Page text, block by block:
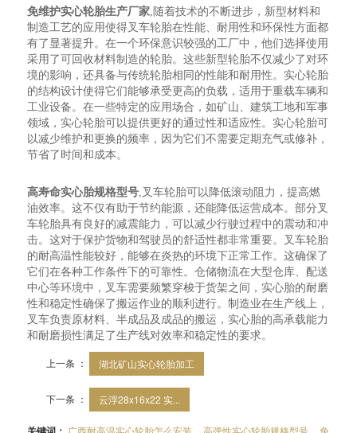
免维护实心轮胎生产厂家,随着技术的不断进步，新型材料和
制造工艺的应用使得叉车轮胎在性能、耐用性和环保性方面都
有了显著提升。在一个环保意识较强的工厂中，他们选择使用
采用了可回收材料制造的轮胎。这些新型轮胎不仅减少了对环
境的影响，还具备与传统轮胎相同的性能和耐用性。实心轮胎
的结构设计使得它们能够承受更高的负载，适用于重载车辆和
工业设备。在一些特定的应用场合，如矿山、建筑工地和军事
领域，实心轮胎可以提供更好的通过性和适应性。实心轮胎可
以减少维护和更换的频率，因为它们不需要定期充气或修补，
节省了时间和成本。
高寿命实心胎规格型号,叉车轮胎可以降低滚动阻力，提高燃
油效率。这不仅有助于节约能源，还能降低运营成本。部分叉
车轮胎具有良好的减震能力，可以减少行驶过程中的震动和冲
击。这对于保护货物和驾驶员的舒适性都非常重要。叉车轮胎
的耐高温性能较好，能够在炎热的环境下正常工作。这确保了
它们在各种工作条件下的可靠性。仓储物流在大型仓库、配送
中心等环境中，叉车需要频繁穿梭于货架之间，实心胎的耐磨
性和稳定性确保了搬运作业的顺利进行。制造业在生产线上，
叉车负责原材料、半成品及成品的搬运，实心胎的高承载能力
和耐磨损性满足了生产线对效率和稳定性的要求。
上一条 ： 湖北矿山实心轮胎加工
下一条 ： 云浮28x16x22 实...
广西耐高温实心轮胎怎么安装 高弹性实心轮胎规格型号 免